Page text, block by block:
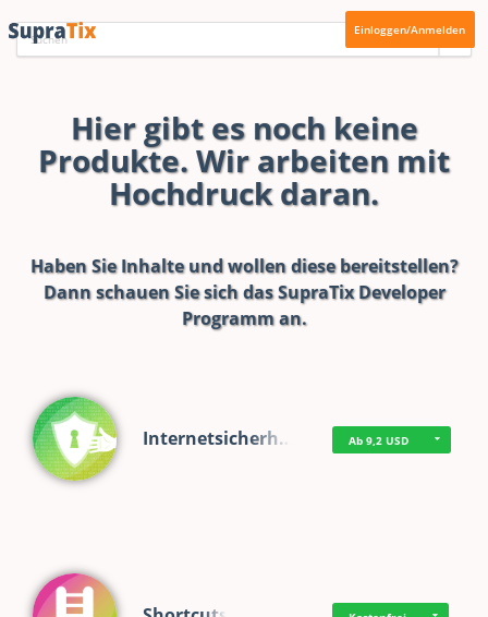
Einloggen/Anmelden
Hier gibt es noch keine
Produkte. Wir arbeiten mit
Hochdruck daran.
Haben Sie Inhalte und wollen diese bereitstellen?
Dann schauen Sie sich dasSupraTix Developer
Programman.
Internetsicherh… Ab 9,2 USD